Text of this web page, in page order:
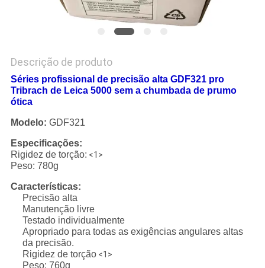
Descrição de produto
Séries profissional de precisão alta GDF321 pro
Tribrach de Leica 5000 sem a chumbada de prumo
ótica
Modelo: GDF321
Especificações:
Rigidez de torção: <1>
Peso: 780g
Características:
Precisão alta
Manutenção livre
Testado individualmente
Apropriado para todas as exigências angulares altas
da precisão.
Rigidez de torção<1>
Peso: 760g